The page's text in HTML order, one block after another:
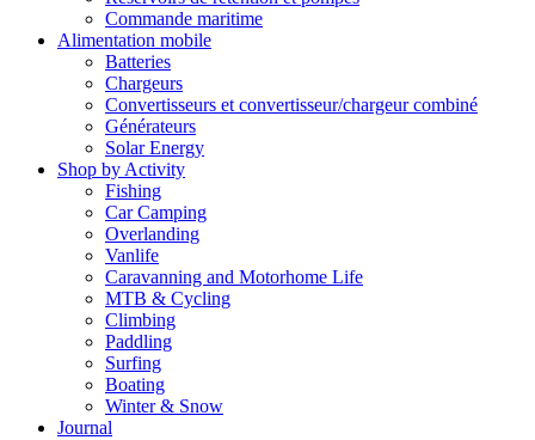
Commande maritime
Alimentation mobile
Batteries
Chargeurs
Convertisseurs et convertisseur/chargeur combiné
Générateurs
Solar Energy
Shop by Activity
Fishing
Car Camping
Overlanding
Vanlife
Caravanning and Motorhome Life
MTB & Cycling
Climbing
Paddling
Surfing
Boating
Winter & Snow
Journal